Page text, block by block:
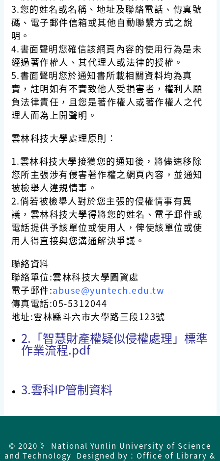
3.您的姓名或名稱、地址及聯絡電話、傳真號
碼、電子郵件信箱或其他自動聯繫方式之說
明。
4.書面聲明您確信該網頁內容的使用行為是未
經過著作權人、其代理人或法律的授權。
5.書面聲明您於通知書所載相關資料均為真
實，註明如有不實致他人受損害者，權利人願
負法律責任，且您是著作權人或著作權人之代
理人而為上開聲明。
雲林科技大學處理原則：
1.雲林科技大學接獲您的通知後，將儘速移除
您所主張涉有侵害著作權之網頁內容，並通知
被檢舉人違規情事。
2.倘若被檢舉人對於您主張的侵權情事有異
議，雲林科技大學得將您的姓名、電子郵件或
電話提供予該單位或使用人，俾使該單位或使
用人得直接與您溝通解決爭議。
聯絡資料
聯絡單位:雲林科技大學圖資處
電子郵件:abuse@yuntech.edu.tw
傳真電話:05-5312044
地址:雲林縣斗六市大學路三段123號
2. 「智慧財產權疑似侵權處理」標準
作業流程.pdf
3.雲科IP管制資料
© 2020 》 National Yunlin University of Science
and Technology Designed by：Office of Library &